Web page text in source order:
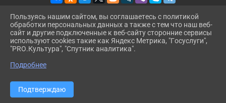
2026 Г. BMLIBR.RU
ВХОД
КАРТА САЙТА
СДЕЛАНО НА KUBCMS
РАЗРАБОТКА И ПОДДЕРЖКА
Пользуясь нашим сайтом, вы соглашаетесь с политикой
обработки персональных данных а также с тем что наш веб-
сайт и другие подключенные к веб-сайту сторонние сервисы
используют cookies такие как Яндекс Метрика, "Госуслуги",
"PRO.Культура", "Спутник аналитика".
Подробнее
Подтверждаю